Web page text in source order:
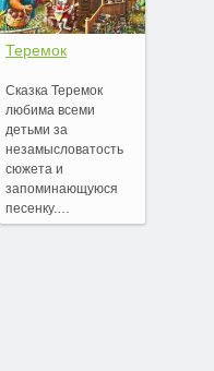
Теремок
Сказка Теремок
любима всеми
детьми за
незамысловатость
сюжета и
запоминающуюся
песенку.…